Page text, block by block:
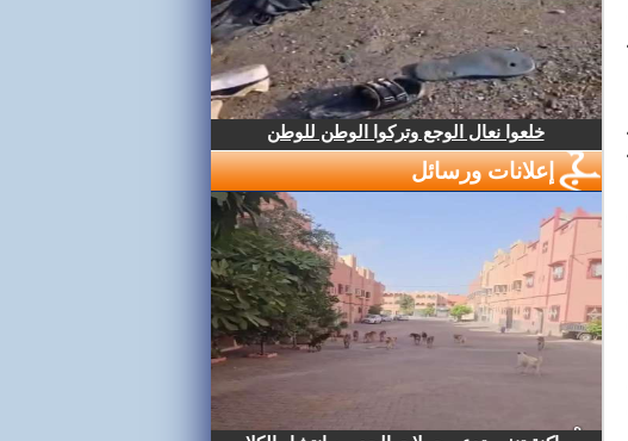
خلعوا نعال الوجع وتركوا الوطن للوطن
إعلانات ورسائل